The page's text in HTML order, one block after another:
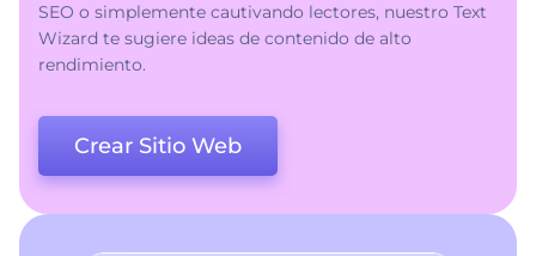
SEO o simplemente cautivando lectores, nuestro Text
Wizard te sugiere ideas de contenido de alto
rendimiento.
Crear Sitio Web